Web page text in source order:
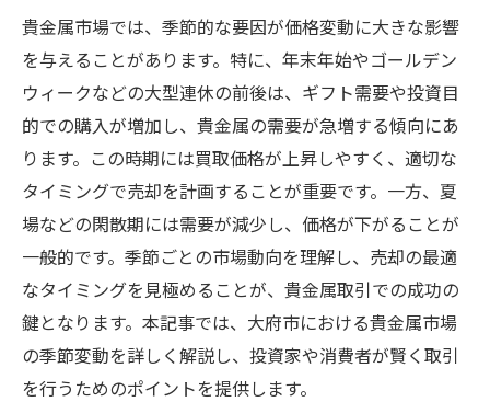
貴金属市場では、季節的な要因が価格変動に大きな影響
を与えることがあります。特に、年末年始やゴールデン
ウィークなどの大型連休の前後は、ギフト需要や投資目
的での購入が増加し、貴金属の需要が急増する傾向にあ
ります。この時期には買取価格が上昇しやすく、適切な
タイミングで売却を計画することが重要です。一方、夏
場などの閑散期には需要が減少し、価格が下がることが
一般的です。季節ごとの市場動向を理解し、売却の最適
なタイミングを見極めることが、貴金属取引での成功の
鍵となります。本記事では、大府市における貴金属市場
の季節変動を詳しく解説し、投資家や消費者が賢く取引
を行うためのポイントを提供します。